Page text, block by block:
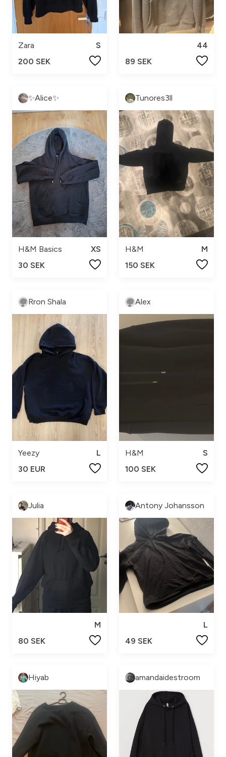
Zara
S
200 SEK
44
89 SEK
✨️Alice✨️
H&M Basics
XS
30 SEK
Tunores3ll
H&M
M
150 SEK
Rron Shala
Yeezy
L
30 EUR
Alex
H&M
S
100 SEK
Julia
M
80 SEK
Antony Johansson
L
49 SEK
Hiyab amandaidestroom